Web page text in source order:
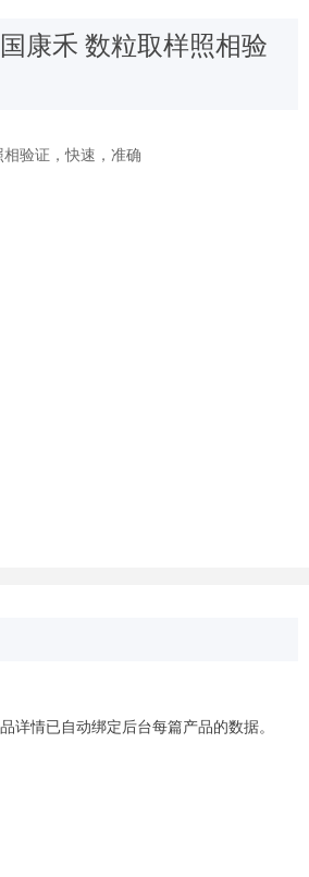
验证，快速，准确
康禾 数粒取样照相验
详情已自动绑定后台每篇产品的数据。